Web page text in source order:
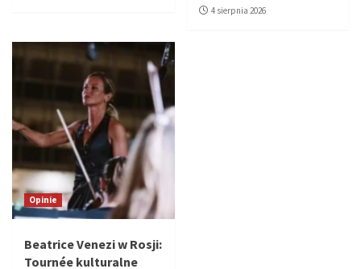
4 sierpnia 2026
Opinie
Beatrice Venezi w Rosji:
Tournée kulturalne